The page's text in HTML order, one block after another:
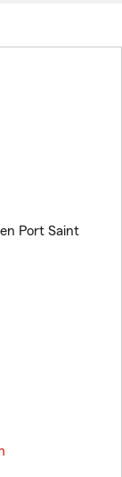
Port Saint